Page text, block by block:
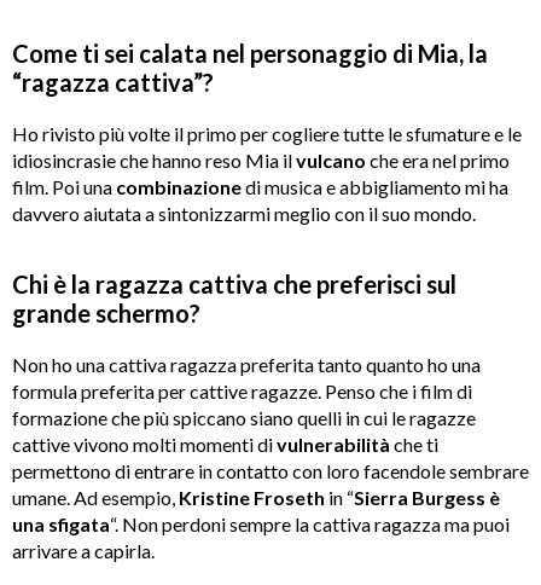
Come ti sei calata nel personaggio di Mia, la
“ragazza cattiva”?
Ho rivisto più volte il primo per cogliere tutte le sfumature e le
idiosincrasie che hanno reso Mia ilvulcano che era nel primo
film. Poi una combinazionedi musica e abbigliamento mi ha
davvero aiutata a sintonizzarmi meglio con il suo mondo.
Chi è la ragazza cattiva che preferisci sul
grande schermo?
Non ho una cattiva ragazza preferita tanto quanto ho una
formula preferita per cattive ragazze. Penso che i film di
formazione che più spiccano siano quelli in cui le ragazze
cattive vivono molti momenti divulnerabilità che ti
permettono di entrare in contatto con loro facendole sembrare
umane. Ad esempio, Kristine Froseth in “Sierra Burgess è
una sfigata“. Non perdoni sempre la cattiva ragazza ma puoi
arrivare a capirla.